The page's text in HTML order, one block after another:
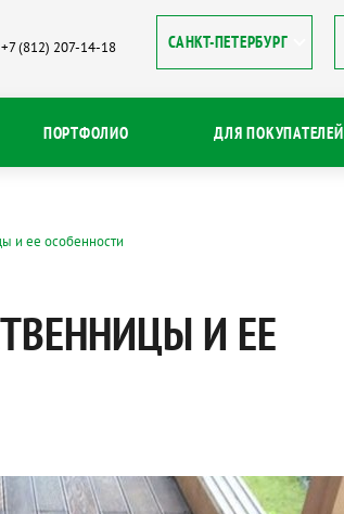
ПОРТФОЛИО ДЛЯ ПОКУПАТЕЛЕЙ
(812) 207-14-18
и ее особенности
И ЕЕ